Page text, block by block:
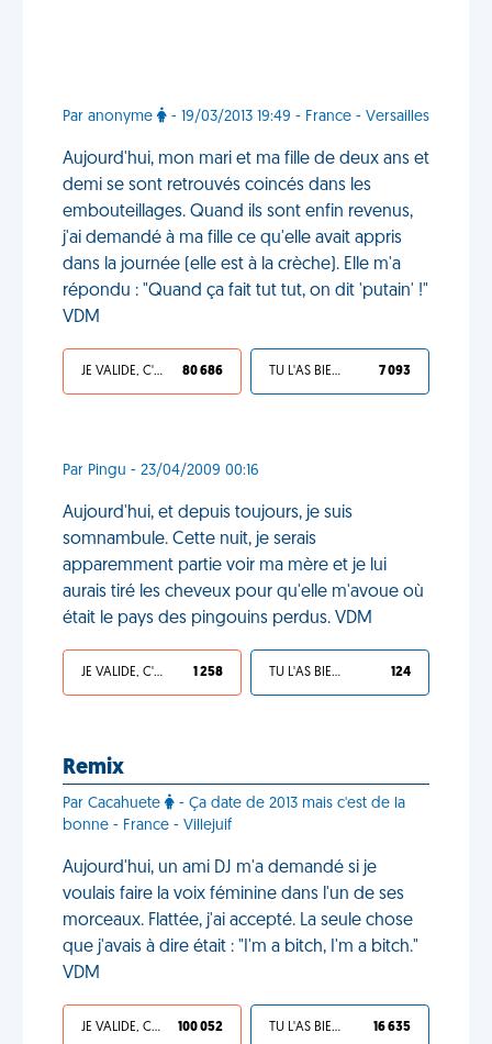
Par anonyme - 19/03/2013 19:49 - France - Versailles
Aujourd'hui, mon mari et ma fille de deux ans et
demi se sont retrouvés coincés dans les
embouteillages. Quand ils sont enfin revenus,
j'ai demandé à ma fille ce qu'elle avait appris
dans la journée (elle est à la crèche). Elle m'a
répondu : "Quand ça fait tut tut, on dit 'putain' !"
VDM
JE VALIDE, C'EST UNE VDM 80 686 TU L'AS BIEN MÉRITÉ 7 093
Par Pingu - 23/04/2009 00:16
Aujourd'hui, et depuis toujours, je suis
somnambule. Cette nuit, je serais
apparemment partie voir ma mère et je lui
aurais tiré les cheveux pour qu'elle m'avoue où
était le pays des pingouins perdus. VDM
JE VALIDE, C'EST UNE VDM 1 258 TU L'AS BIEN MÉRITÉ 124
Remix
Par Cacahuete
- Ça date de 2013 mais c'est de la
bonne - France - Villejuif
Aujourd'hui, un ami DJ m'a demandé si je
voulais faire la voix féminine dans l'un de ses
morceaux. Flattée, j'ai accepté. La seule chose
que j'avais à dire était : "I'm a bitch, I'm a bitch."
VDM
JE VALIDE, C'EST UNE VDM 100 052 TU L'AS BIEN MÉRITÉ 16 635